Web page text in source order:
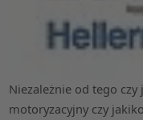
Niezależnie od tego
motoryzacyjny czy